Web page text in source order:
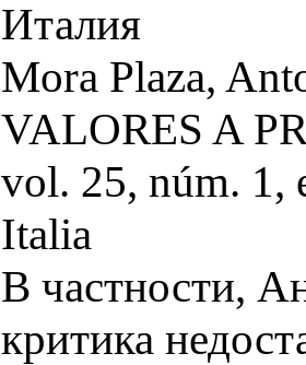
Италия
Mora Plaza,
VALORES A
vol. 25, núm. 1,
Italia
В частности,
критика